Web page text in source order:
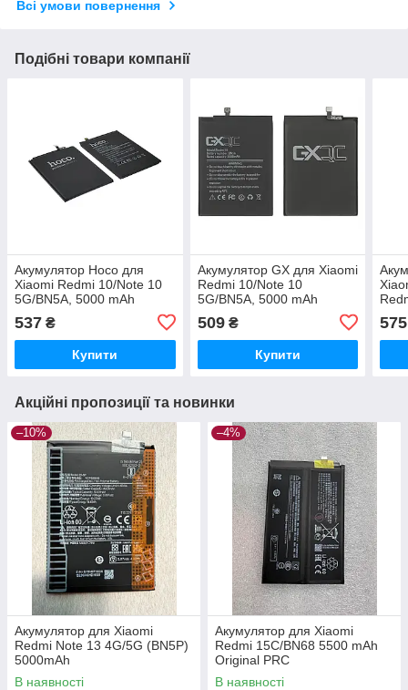
Всі умови повернення
Подібні товари компанії
Акумулятор Hoco для
Xiaomi Redmi 10/Note 10
5G/BN5A, 5000 mAh
537 ₴
Купити
Акумулятор GX для Xiaomi
Redmi 10/Note 10
5G/BN5A, 5000 mAh
509₴
Купити
575
Акційні пропозиції та новинки
–10%
Акумулятор для Xiaomi
Redmi Note 13 4G/5G (BN5P)
5000mAh
В наявності
–4%
Акумулятор для Xiaomi
Redmi 15C/BN68 5500 mAh
Original PRC
В наявності